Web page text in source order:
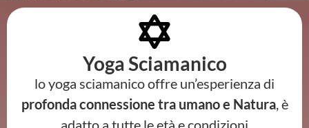
Yoga Sciamanico
lo yoga sciamanico offre un’esperienza di
profonda connessione tra umano e Natura, è
adatto a tutte le età e condizioni